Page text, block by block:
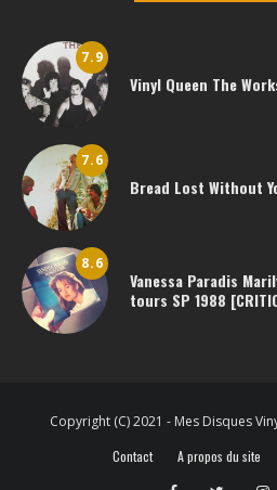
7.9
Vinyl Queen The
7.6
Bread Lost Without
8.6
Vanessa Paradis
tours SP 1988
Copyright (C) 2021 - Mes Disques
Contact
A propos du site